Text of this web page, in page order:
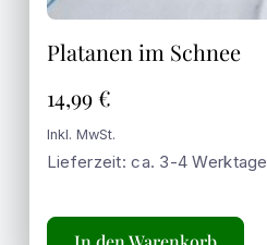
Platanen im Schnee
14,99€
Inkl. MwSt.
Lieferzeit: ca. 3-4 Werktage